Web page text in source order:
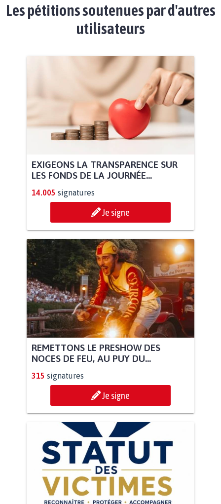
Les pétitions soutenues par d'autres
utilisateurs
EXIGEONS LA TRANSPARENCE SUR
LES FONDS DE LA JOURNÉE...
14.005 signatures
Je signe
REMETTONS LE PRESHOW DES
NOCES DE FEU, AU PUY DU...
315 signatures
Je signe